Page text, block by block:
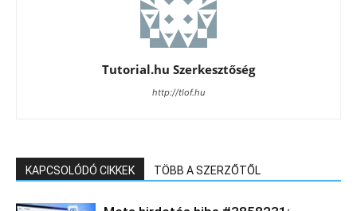
Tutorial.hu Szerkesztőség
http://tlof.hu
KAPCSOLÓDÓ CIKKEK TÖBB A SZERZŐTŐL